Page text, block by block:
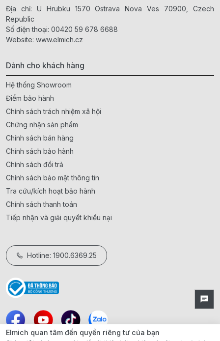
Địa chỉ: U Hrubku 1570 Ostrava Nova Ves 70900, Czech
Republic
Số điện thoại: 00420 59 678 6688
Website: www.elmich.cz
Dành cho khách hàng
Hệ thống Showroom
Điểm bảo hành
Chính sách trách nhiệm xã hội
Chứng nhận sản phẩm
Chính sách bán hàng
Chính sách bảo hành
Chính sách đổi trả
Chính sách bảo mật thông tin
Tra cứu/kích hoạt bảo hành
Chính sách thanh toán
Tiếp nhận và giải quyết khiếu nại
Hotline: 1900.6369.25
Elmich quan tâm đến quyền riêng tư của bạn